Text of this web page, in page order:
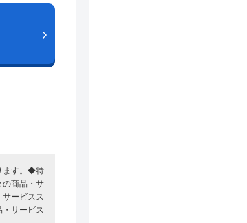
ます。◆特
商品・サ
ービスス
サービス